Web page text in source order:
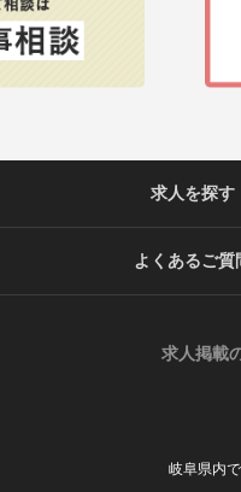
岐阜県内
求人を探す
よくあるご質
求人掲載